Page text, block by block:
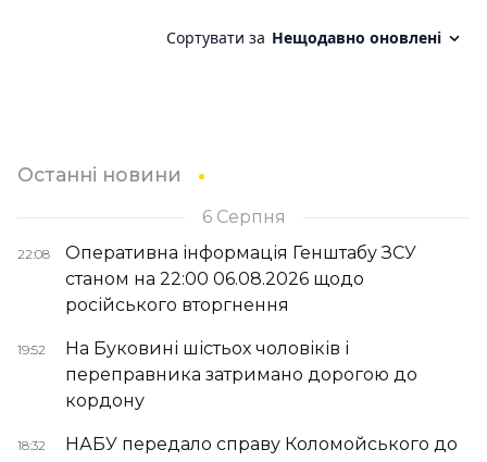
Останні новини
6 Серпня
22:08
Оперативна інформація Генштабу ЗСУ
станом на 22:00 06.08.2026 щодо
російського вторгнення
19:52
На Буковині шістьох чоловіків і
переправника затримано дорогою до
кордону
18:32
НАБУ передало справу Коломойського до